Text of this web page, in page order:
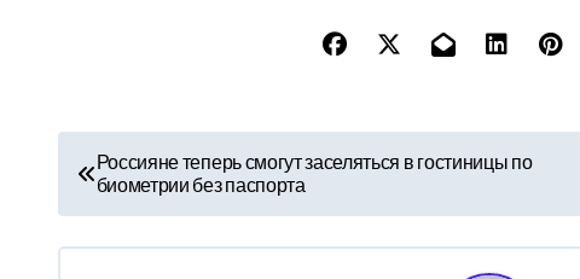
а
в
Россияне теперь смогут заселяться в гостиницы по
биометрии без паспорта